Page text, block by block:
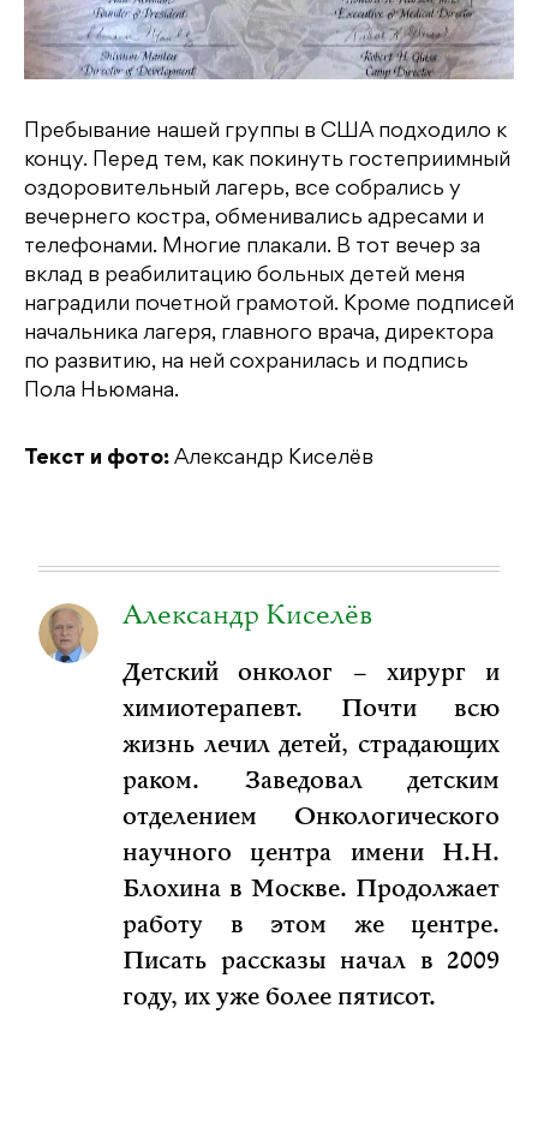
Пребывание нашей группы в США подходило к
концу. Перед тем, как покинуть гостеприимный
оздоровительный лагерь, все собрались у
вечернего костра, обменивались адресами и
телефонами. Многие плакали. В тот вечер за
вклад в реабилитацию больных детей меня
наградили почетной грамотой. Кроме подписей
начальника лагеря, главного врача, директора
по развитию, на ней сохранилась и подпись
Пола Ньюмана.
Текст и фото: Александр Киселёв
Александр Киселёв
Детский онколог – хирург и
химиотерапевт. Почти всю
жизнь лечил детей, страдающих
раком. Заведовал детским
отделением Онкологического
научного центра имени Н.Н.
Блохина в Москве. Продолжает
работу в этом же центре.
Писать рассказы начал в 2009
году, их уже более пятисот.